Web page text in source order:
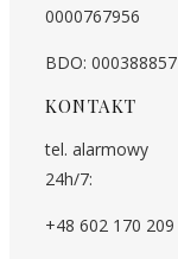
0000767956
BDO: 000388857
KONTAKT
tel. alarmowy
24h/7:
+48 602 170 209